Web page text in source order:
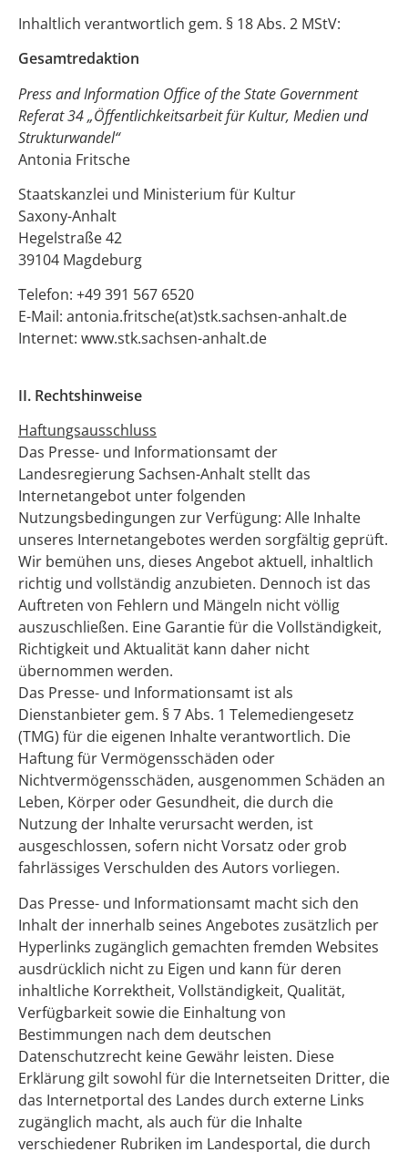
Inhaltlich verantwortlich gem. § 18 Abs. 2 MStV:
Gesamtredaktion
Press and Information Office of the State Government
Referat 34 „Öffentlichkeitsarbeit für Kultur, Medien und
Strukturwandel“
Antonia Fritsche
Staatskanzlei und Ministerium für Kultur
Saxony-Anhalt
Hegelstraße 42
39104 Magdeburg
Telefon: +49 391 567 6520
E-Mail: antonia.fritsche(at)stk.sachsen-anhalt.de
Internet: www.stk.sachsen-anhalt.de
II. Rechtshinweise
Haftungsausschluss
Das Presse- und Informationsamt der
Landesregierung Sachsen-Anhalt stellt das
Internetangebot unter folgenden
Nutzungsbedingungen zur Verfügung: Alle Inhalte
unseres Internetangebotes werden sorgfältig geprüft.
Wir bemühen uns, dieses Angebot aktuell, inhaltlich
richtig und vollständig anzubieten. Dennoch ist das
Auftreten von Fehlern und Mängeln nicht völlig
auszuschließen. Eine Garantie für die Vollständigkeit,
Richtigkeit und Aktualität kann daher nicht
übernommen werden.
Das Presse- und Informationsamt ist als
Dienstanbieter gem. § 7 Abs. 1 Telemediengesetz
(TMG) für die eigenen Inhalte verantwortlich. Die
Haftung für Vermögensschäden oder
Nichtvermögensschäden, ausgenommen Schäden an
Leben, Körper oder Gesundheit, die durch die
Nutzung der Inhalte verursacht werden, ist
ausgeschlossen, sofern nicht Vorsatz oder grob
fahrlässiges Verschulden des Autors vorliegen.
Das Presse- und Informationsamt macht sich den
Inhalt der innerhalb seines Angebotes zusätzlich per
Hyperlinks zugänglich gemachten fremden Websites
ausdrücklich nicht zu Eigen und kann für deren
inhaltliche Korrektheit, Vollständigkeit, Qualität,
Verfügbarkeit sowie die Einhaltung von
Bestimmungen nach dem deutschen
Datenschutzrecht keine Gewähr leisten. Diese
Erklärung gilt sowohl für die Internetseiten Dritter, die
das Internetportal des Landes durch externe Links
zugänglich macht, als auch für die Inhalte
verschiedener Rubriken im Landesportal, die durch